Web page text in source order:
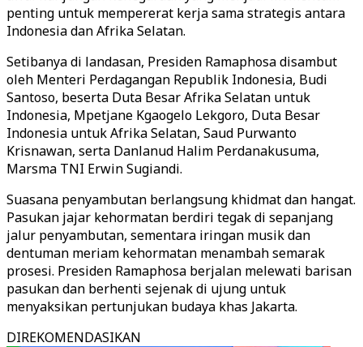
penting untuk mempererat kerja sama strategis antara
Indonesia dan Afrika Selatan.
Setibanya di landasan, Presiden Ramaphosa disambut
oleh Menteri Perdagangan Republik Indonesia, Budi
Santoso, beserta Duta Besar Afrika Selatan untuk
Indonesia, Mpetjane Kgaogelo Lekgoro, Duta Besar
Indonesia untuk Afrika Selatan, Saud Purwanto
Krisnawan, serta Danlanud Halim Perdanakusuma,
Marsma TNI Erwin Sugiandi.
Suasana penyambutan berlangsung khidmat dan hangat.
Pasukan jajar kehormatan berdiri tegak di sepanjang
jalur penyambutan, sementara iringan musik dan
dentuman meriam kehormatan menambah semarak
prosesi. Presiden Ramaphosa berjalan melewati barisan
pasukan dan berhenti sejenak di ujung untuk
menyaksikan pertunjukan budaya khas Jakarta.
DIREKOMENDASIKAN